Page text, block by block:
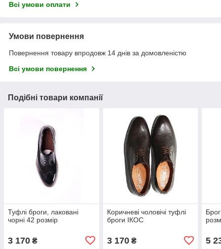
Всі умови оплати
Умови повернення
Повернення товару впродовж 14 днів за домовленістю
Всі умови повернення
Подібні товари компанії
Туфлі броги, лаковані
чорні 42 розмір
3 170 ₴
Коричневі чоловічі туфлі
броги ІКОС
3 170₴ 5